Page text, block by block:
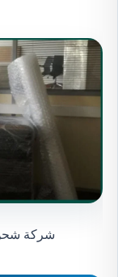
شركة